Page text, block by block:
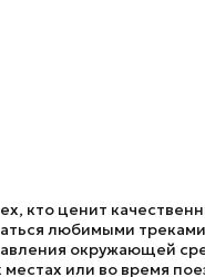
кто ценит
любимыми
окружающей
или во время